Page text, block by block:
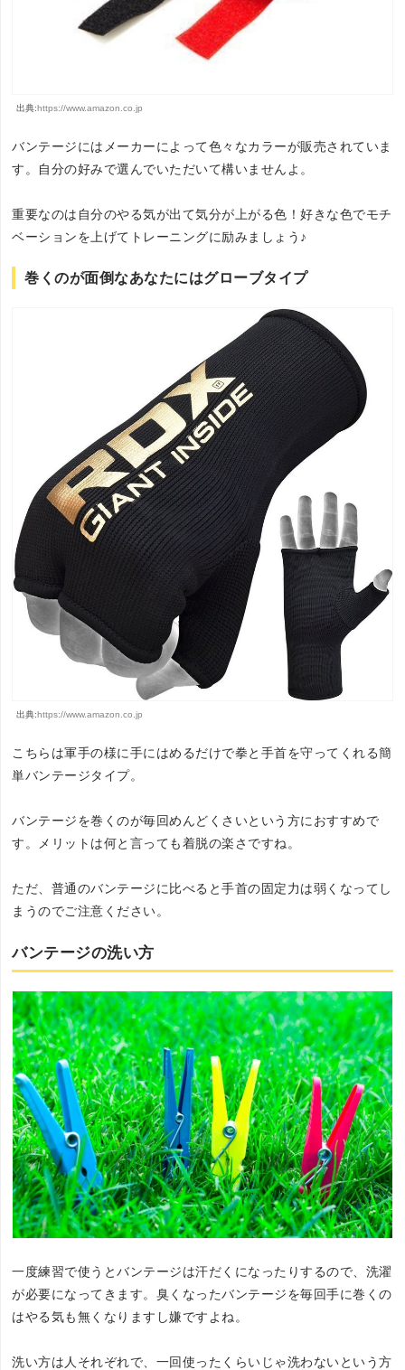
出典:https://www.amazon.co.jp
バンテージにはメーカーによって色々なカラーが販売されていま
す。自分の好みで選んでいただいて構いませんよ。
重要なのは自分のやる気が出て気分が上がる色！好きな色でモチ
ベーションを上げてトレーニングに励みましょう♪
巻くのが面倒なあなたにはグローブタイプ
出典:https://www.amazon.co.jp
こちらは軍手の様に手にはめるだけで拳と手首を守ってくれる簡
単バンテージタイプ。
バンテージを巻くのが毎回めんどくさいという方におすすめで
す。メリットは何と言っても着脱の楽さですね。
ただ、普通のバンテージに比べると手首の固定力は弱くなってし
まうのでご注意ください。
バンテージの洗い方
一度練習で使うとバンテージは汗だくになったりするので、洗濯
が必要になってきます。臭くなったバンテージを毎回手に巻くの
はやる気も無くなりますし嫌ですよね。
洗い方は人それぞれで、一回使ったくらいじゃ洗わないという方